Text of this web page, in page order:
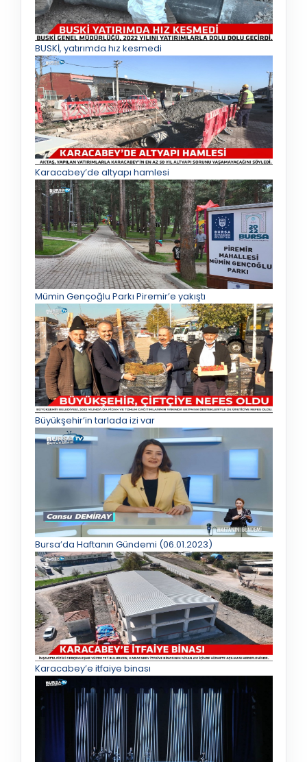
BUSKİ, yatırımda hız kesmedi
Karacabey’de altyapı hamlesi
Mümin Gençoğlu Parkı Piremir’e yakıştı
Büyükşehir’in tarlada izi var
Bursa’da Haftanın Gündemi (06.01.2023)
Karacabey’e itfaiye binası